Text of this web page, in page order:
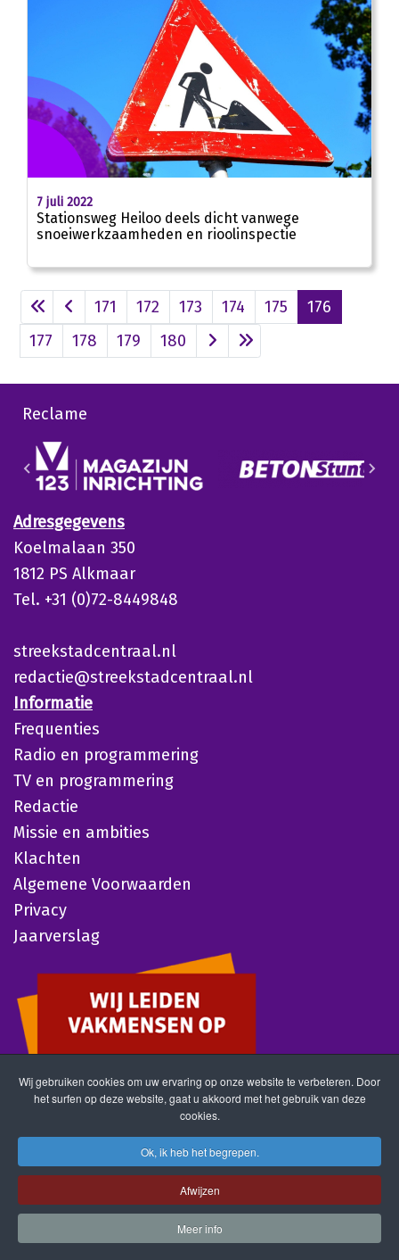
7 juli 2022
Stationsweg Heiloo deels dicht vanwege
snoeiwerkzaamheden en rioolinspectie
171 172 173 174 175
176
177
178 179 180
Reclame
Adresgegevens
Koelmalaan 350
1812 PS Alkmaar
Tel. +31 (0)72-8449848
streekstadcentraal.nl
redactie@streekstadcentraal.nl
Informatie
Frequenties
Radio en programmering
TV en programmering
Redactie
Missie en ambities
Klachten
Algemene Voorwaarden
Privacy
Jaarverslag
Wij gebruiken cookies om uw ervaring op onze website te verbeteren. Door
het surfen op deze website, gaat u akkoord met het gebruik van deze
cookies.
Ok, ik heb het begrepen.
Afwijzen
Meer info